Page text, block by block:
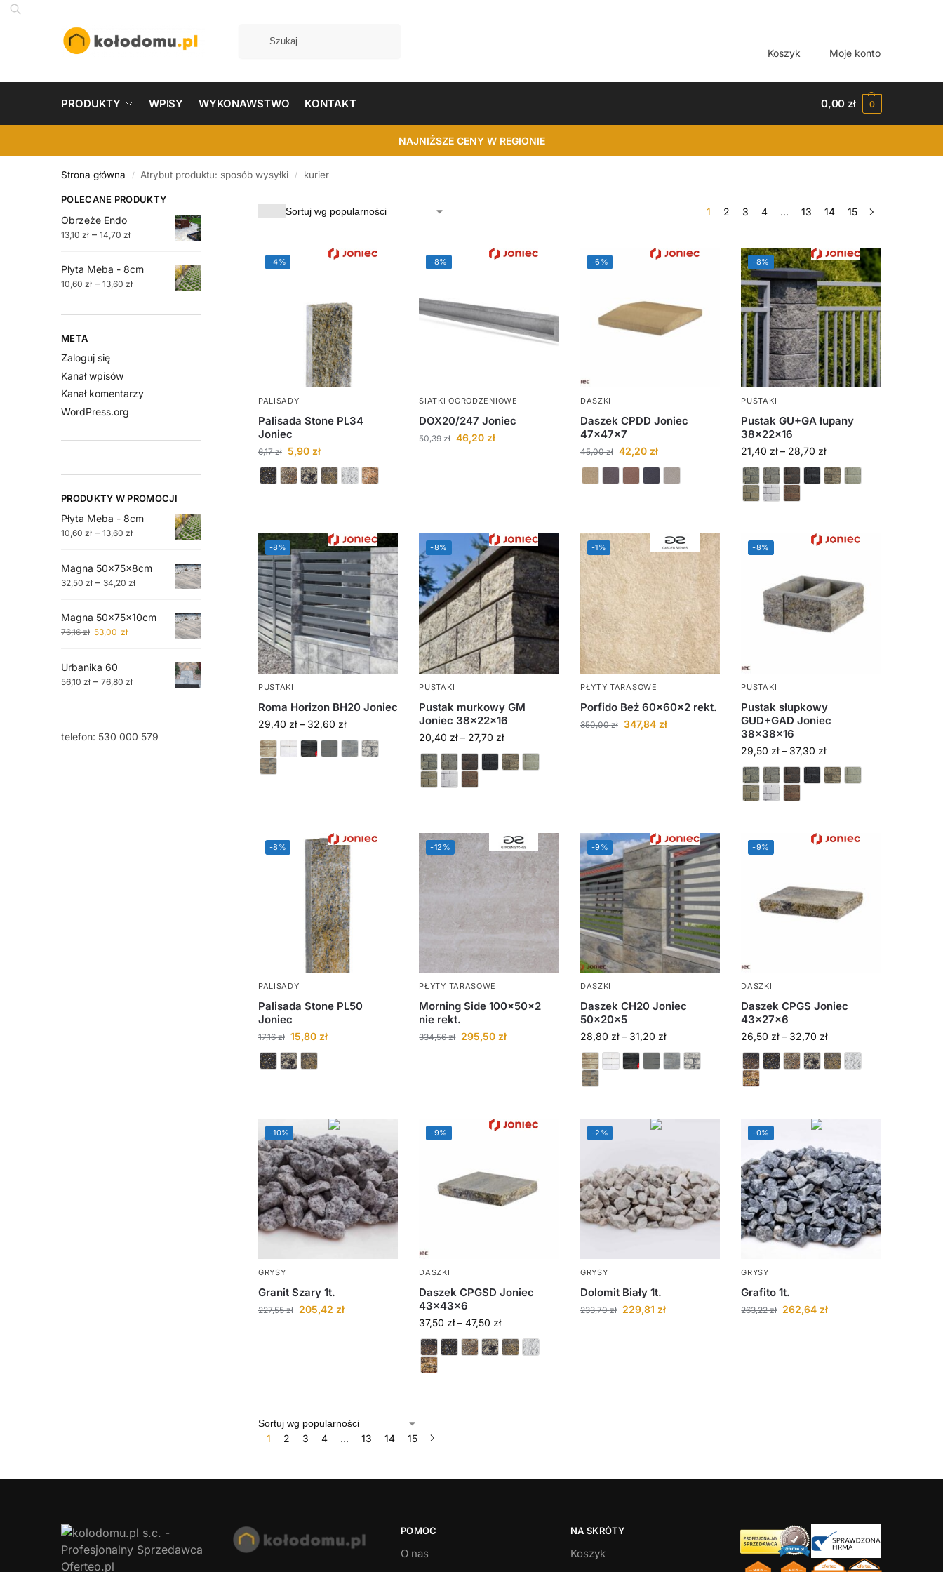
Koszyk Moje konto
PRODUKTY WPISY WYKONAWSTWO KONTAKT 0,00zł 0
NAJNIŻSZE CENY W REGIONIE
Strona główna / Atrybut produktu: sposób wysyłki / kurier
1 2 3 4 … 13 14 15
-4%
PALISADY
Palisada Stone PL34
Joniec
6,17zł 5,90 zł
-8%
SIATKI OGRODZENIOWE
DOX20/247 Joniec
50,39zł 46,20 zł
-6%
DASZKI
Daszek CPDD Joniec
47x47x7
45,00zł 42,20 zł
-8%
PUSTAKI
Pustak GU+GA łupany
38x22x16
21,40 zł – 28,70 zł
-8%
PUSTAKI
Roma Horizon BH20 Joniec
29,40 zł – 32,60 zł
-8%
PUSTAKI
Pustak murkowy GM
Joniec 38x22x16
20,40 zł – 27,70 zł
-1%
PŁYTY TARASOWE
Porfido Beż 60x60x2 rekt.
350,00zł 347,84 zł
-8%
PUSTAKI
Pustak słupkowy
GUD+GAD Joniec
38x38x16
29,50 zł – 37,30 zł
-8%
PALISADY
Palisada Stone PL50
Joniec
17,16zł 15,80 zł
-12%
PŁYTY TARASOWE
Morning Side 100x50x2
nie rekt.
334,56zł 295,50 zł
-9%
DASZKI
Daszek CH20 Joniec
50x20x5
28,80 zł – 31,20 zł
-9%
DASZKI
Daszek CPGS Joniec
43x27x6
26,50 zł – 32,70 zł
-10%
GRYSY
Granit Szary 1t.
227,55zł 205,42 zł
-9%
DASZKI
Daszek CPGSD Joniec
43x43x6
37,50 zł – 47,50 zł
-2%
GRYSY
Dolomit Biały 1t.
233,70zł 229,81 zł
-0%
GRYSY
Grafito 1t.
263,22zł 262,64 zł
1 2 3 4 … 13 14 15
POLECANE PRODUKTY
Obrzeże Endo
13,10 zł – 14,70 zł
Płyta Meba - 8cm
10,60 zł – 13,60 zł
META
Zaloguj się
Kanał wpisów
Kanał komentarzy
WordPress.org
PRODUKTY W PROMOCJI
Płyta Meba - 8cm
10,60 zł – 13,60 zł
Magna 50x75x8cm
32,50 zł – 34,20 zł
Magna 50x75x10cm
76,16zł 53,00 zł
Urbanika 60
56,10 zł – 76,80 zł
telefon: 530 000 579
POMOC
O nas
NA SKRÓTY
Koszyk